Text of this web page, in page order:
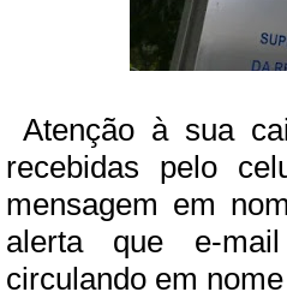
Atenção à sua
recebidas pelo
mensagem em
alerta que e-
circulando em